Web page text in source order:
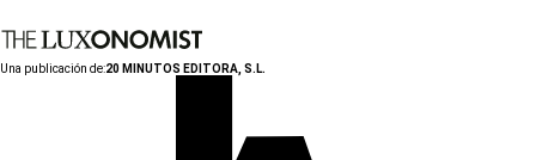
Una publicación de:20 MINUTOS EDITORA, S.L.